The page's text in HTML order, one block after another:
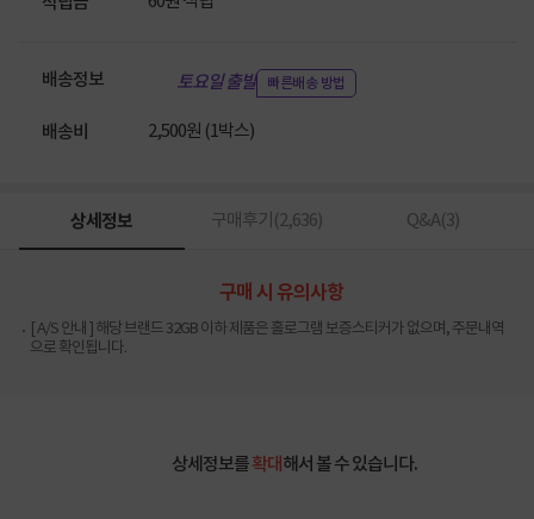
배송정보 토요일 출발 빠른배송 방법
배송비 2,500원 (1박스)
상세정보 구매후기(2,636) Q&A(3)
구매 시 유의사항
[ A/S 안내 ] 해당 브랜드 32GB 이하 제품은 홀로그램 보증스티커가 없으며, 주문내역
으로 확인됩니다.
상세정보를확대해서 볼 수 있습니다.